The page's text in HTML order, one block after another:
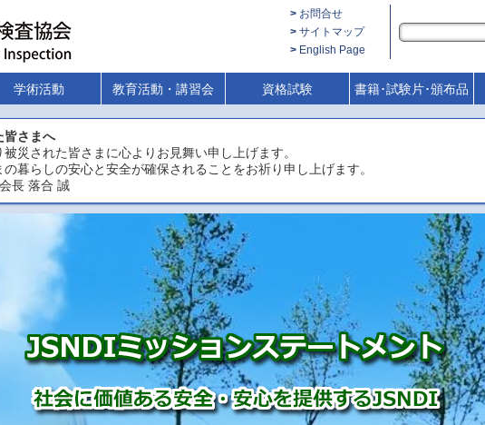
お問合せ
サイトマップ
English Page
学術活動 教育活動・講習会 資格試験 書籍･試験片･頒布品
皆さまへ
災された皆さまに心よりお見舞い申し上げます。
暮らしの安心と安全が確保されることをお祈り申し上げます。
長 落合 誠